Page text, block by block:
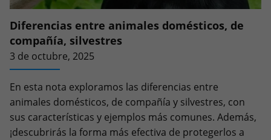
Diferencias entre animales domésticos, de
compañía, silvestres
3 de octubre, 2025
En esta nota exploramos las diferencias entre
animales domésticos, de compañía y silvestres, con
sus características y ejemplos más comunes. Además,
¡descubrirás la forma más efectiva de protegerlos a